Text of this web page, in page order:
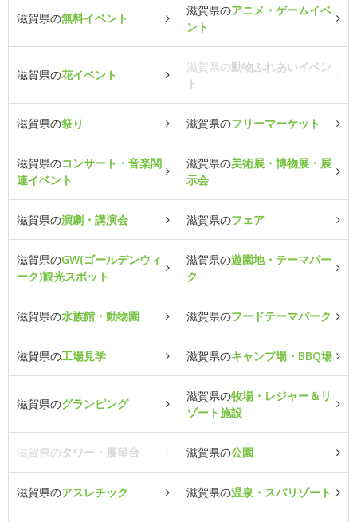
滋賀県の無料イベント
滋賀県のアニメ・ゲームイベ
ント
滋賀県の花イベント
滋賀県の動物ふれあいイベン
ト
滋賀県の祭り 滋賀県のフリーマーケット
滋賀県のコンサート・音楽関
連イベント
滋賀県の美術展・博物展・展
示会
滋賀県の演劇・講演会 滋賀県のフェア
滋賀県のGW(ゴールデンウィ
ーク)観光スポット
滋賀県の遊園地・テーマパー
ク
滋賀県の水族館・動物園 滋賀県のフードテーマパーク
滋賀県の工場見学 滋賀県のキャンプ場・BBQ場
滋賀県のグランピング
滋賀県の牧場・レジャー＆リ
ゾート施設
滋賀県のタワー・展望台 滋賀県の公園
滋賀県のアスレチック 滋賀県の温泉・スパリゾート